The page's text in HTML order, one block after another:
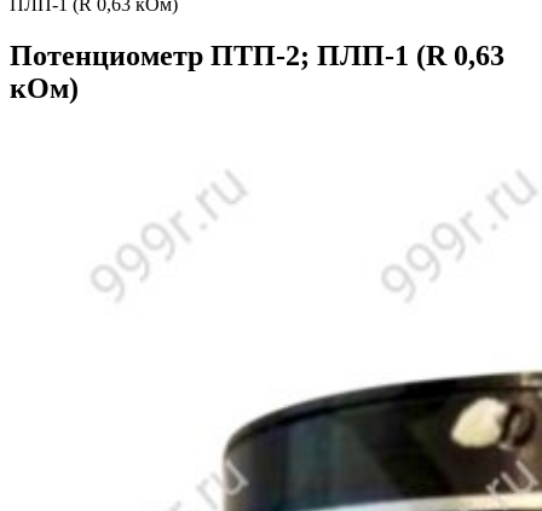
ПЛП-1 (R 0,63 кОм)
Потенциометр ПТП-2; ПЛП-1 (R 0,63
кОм)